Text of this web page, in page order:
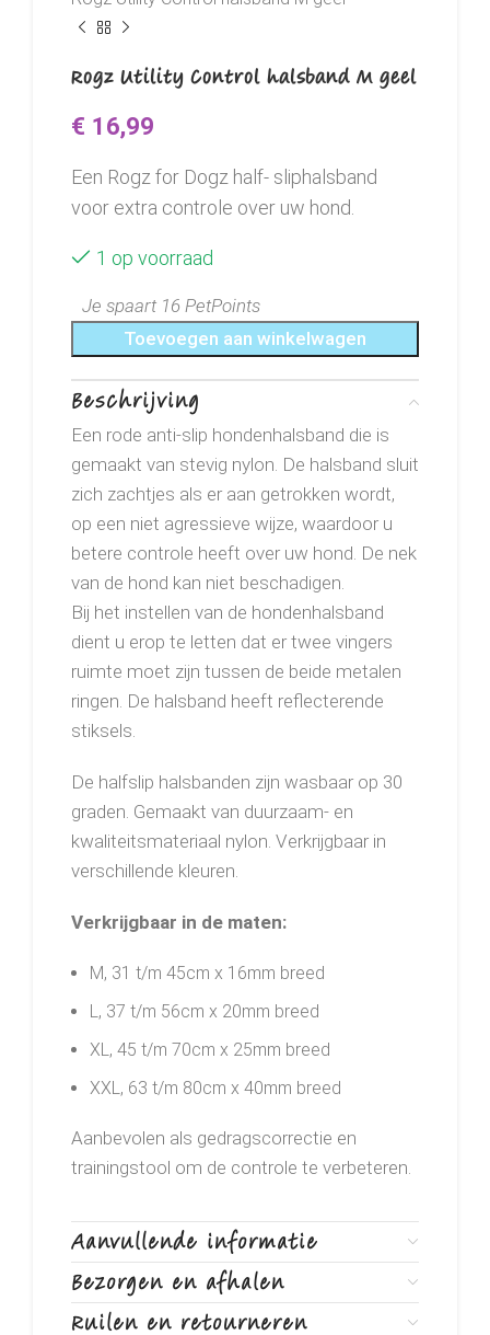
Rogz Utility Control halsband M geel
€ 16,99
Een Rogz for Dogz half- sliphalsband
voor extra controle over uw hond.
1 op voorraad
Je spaart 16 PetPoints
Toevoegen aan winkelwagen
Beschrijving
Een rode anti-slip hondenhalsband die is
gemaakt van stevig nylon. De halsband sluit
zich zachtjes als er aan getrokken wordt,
op een niet agressieve wijze, waardoor u
betere controle heeft over uw hond. De nek
van de hond kan niet beschadigen.
Bij het instellen van de hondenhalsband
dient u erop te letten dat er twee vingers
ruimte moet zijn tussen de beide metalen
ringen. De halsband heeft reflecterende
stiksels.
De halfslip halsbanden zijn wasbaar op 30
graden. Gemaakt van duurzaam- en
kwaliteitsmateriaal nylon. Verkrijgbaar in
verschillende kleuren.
Verkrijgbaar in de maten:
M, 31 t/m 45cm x 16mm breed
L, 37 t/m 56cm x 20mm breed
XL, 45 t/m 70cm x 25mm breed
XXL, 63 t/m 80cm x 40mm breed
Aanbevolen als gedragscorrectie en
trainingstool om de controle te verbeteren.
Aanvullende informatie
Bezorgen en afhalen
Ruilen en retourneren